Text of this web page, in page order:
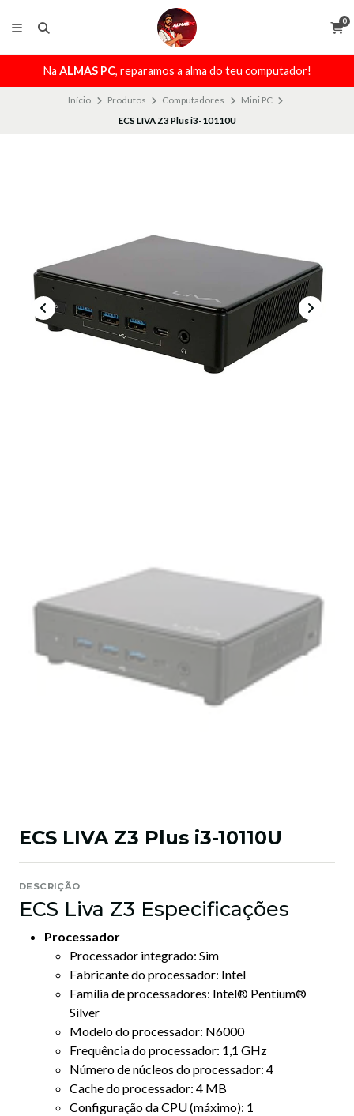
0
Na ALMAS PC, reparamos a alma do teu computador!
Início Produtos Computadores
Mini PC
ECS LIVA Z3 Plus i3-10110U
ECS LIVA Z3 Plus i3-10110U
DESCRIÇÃO
ECS Liva Z3 Especificações
Processador
Processador integrado: Sim
Fabricante do processador: Intel
Família de processadores: Intel® Pentium®
Silver
Modelo do processador: N6000
Frequência do processador: 1,1 GHz
Número de núcleos do processador: 4
Cache do processador: 4 MB
Configuração da CPU (máximo): 1